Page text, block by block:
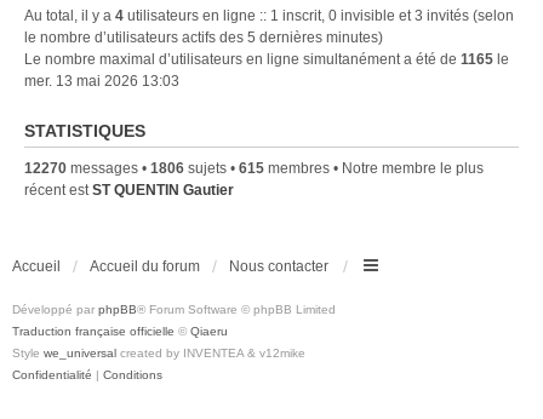
Au total, il y a 4 utilisateurs en ligne :: 1 inscrit, 0 invisible et 3 invités (selon
le nombre d’utilisateurs actifs des 5 dernières minutes)
Le nombre maximal d’utilisateurs en ligne simultanément a été de 1165 le
mer. 13 mai 2026 13:03
STATISTIQUES
12270 messages • 1806 sujets • 615 membres • Notre membre le plus
récent est ST QUENTIN Gautier
Accueil Accueil du forum Nous contacter
Développé par phpBB® Forum Software © phpBB Limited
Traduction française officielle © Qiaeru
Style we_universal created by INVENTEA & v12mike
Confidentialité | Conditions